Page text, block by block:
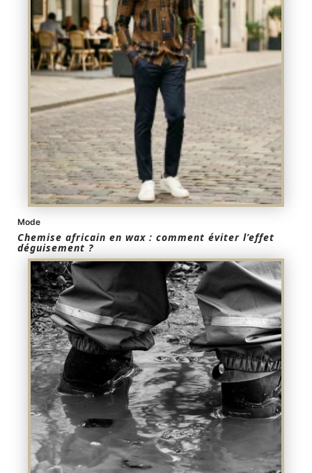
Mode
Chemise africain en wax : comment éviter l’effet
déguisement ?